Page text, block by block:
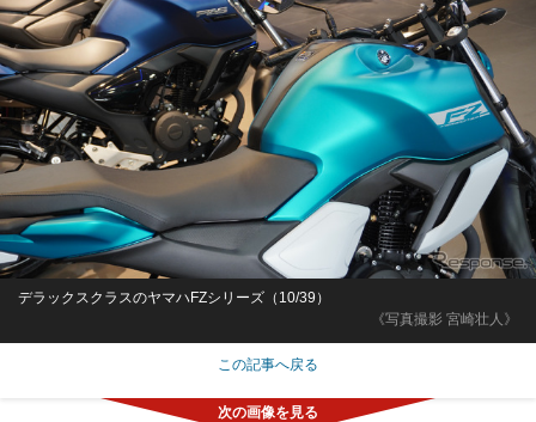
《写真撮影 宮崎壮人》
デラックスクラスのヤマハFZシリーズ（10/39）
この記事へ戻る